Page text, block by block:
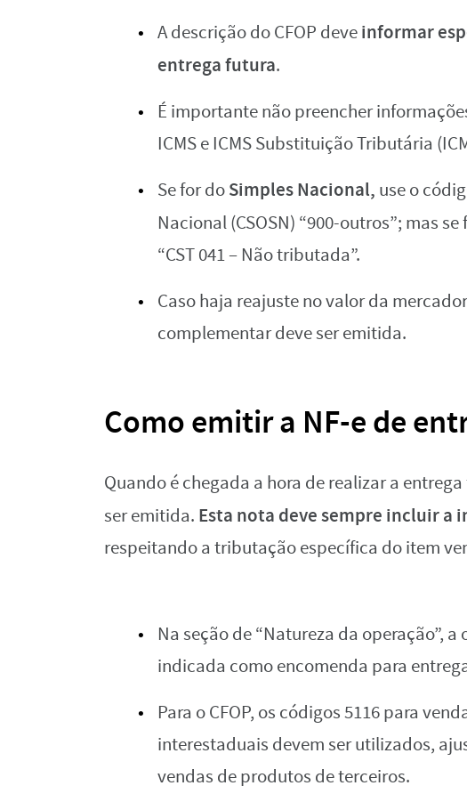
A descrição do CFOP deveinformar
entrega futura.
É importante não preencher
ICMS e ICMS Substituição Tributária
Se for doSimples Nacional, use o
Nacional (CSOSN) “900-outros”; mas se
“CST 041 – Não tributada”.
Caso haja reajuste no valor da
complementar deve ser emitida.
Como emitir a NF-e de
Quando é chegada a hora de realizar a
ser emitida. Esta nota deve sempre incluir a
respeitando a tributação específica do item
Na seção de “Natureza da operação”,
indicada como encomenda para
Para o CFOP, os códigos 5116 para
interestaduais devem ser utilizados,
vendas de produtos de terceiros.